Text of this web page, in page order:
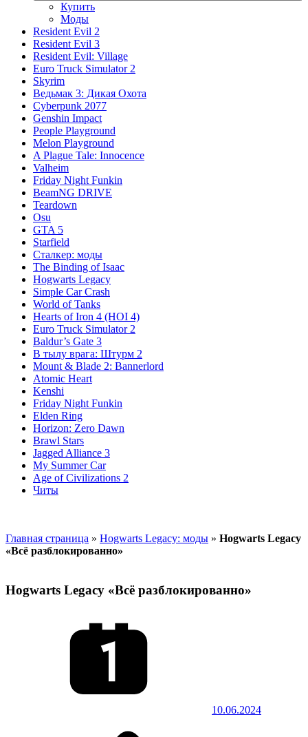
Купить
Моды
Resident Evil 2
Resident Evil 3
Resident Evil: Village
Euro Truck Simulator 2
Skyrim
Ведьмак 3: Дикая Охота
Cyberpunk 2077
Genshin Impact
People Playground
Melon Playground
A Plague Tale: Innocence
Valheim
Friday Night Funkin
BeamNG DRIVE
Teardown
Osu
GTA 5
Starfield
Сталкер: моды
The Binding of Isaac
Hogwarts Legacy
Simple Car Crash
World of Tanks
Hearts of Iron 4 (HOI 4)
Euro Truck Simulator 2
Baldur’s Gate 3
В тылу врага: Штурм 2
Mount & Blade 2: Bannerlord
Atomic Heart
Kenshi
Friday Night Funkin
Elden Ring
Horizon: Zero Dawn
Brawl Stars
Jagged Alliance 3
My Summer Car
Age of Civilizations 2
Читы
Главная страница » Hogwarts Legacy: моды » Hogwarts Legacy
«Всё разблокированно»
Hogwarts Legacy «Всё разблокированно»
10.06.2024